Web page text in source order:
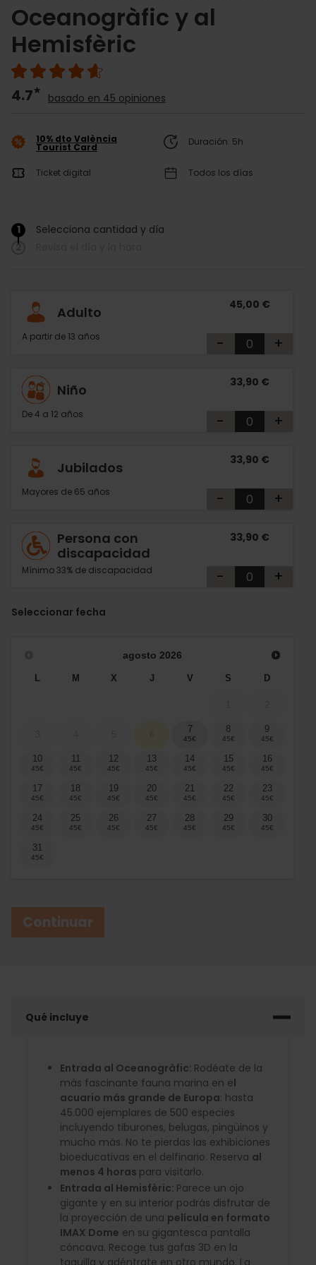
Oceanogràfic y al
Hemisfèric
4.7 basado en 45 opiniones
10% dto València
Tourist Card Duración: 5h
Ticket digital Todos los días
1 Selecciona cantidad y día
/
2
Adulto
A partir de 13 años
45,00 €
- +
Niño
De 4 a 12 años
33,90 €
- +
Jubilados
Mayores de 65 años
33,90 €
- +
Persona con
discapacidad
Mínimo 33% de discapacidad
33,90 €
- +
Seleccionar fecha
agosto 2026
M X J V S D
7 8 9
10 11 12 13 14 15 16
17 18 19 20 21 22 23
24 25 26 27 28 29 30
31
Continuar
Qué incluye
Entrada al Oceanogràfic: Rodéate de la
más fascinante fauna marina en el
acuario más grande de Europa: hasta
45.000 ejemplares de 500 especies
incluyendo tiburones, belugas, pingüinos y
mucho más. No te pierdas las exhibiciones
bioeducativas en el delfinario. Reserva al
menos 4 horas para visitarlo.
Entrada al Hemisfèric: Parece un ojo
gigante y en su interior podrás disfrutar de
la proyección de una película en formato
IMAX Dome en su gigantesca pantalla
cóncava. Recoge tus gafas 3D en la
taquilla y adéntrate en otro mundo. La